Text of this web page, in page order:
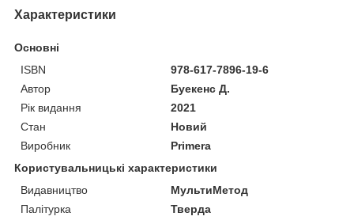
Характеристики
Основні
ISBN
978-617-7896-19-6
Автор
Буекенс Д.
Рік видання
2021
Стан
Новий
Виробник
Primera
Користувальницькі характеристики
Видавництво
МультиМетод
Палітурка
Тверда